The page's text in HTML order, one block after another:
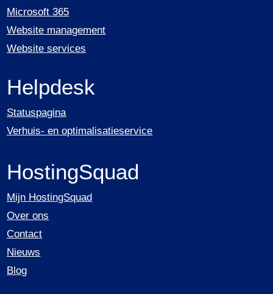
Microsoft 365
Website management
Website services
Helpdesk
Statuspagina
Verhuis- en optimalisatieservice
HostingSquad
Mijn HostingSquad
Over ons
Contact
Nieuws
Blog